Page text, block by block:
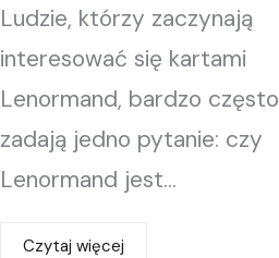
Ludzie, którzy zaczynają
interesować się kartami
Lenormand, bardzo często
zadają jedno pytanie: czy
Lenormand jest...
Czytaj więcej